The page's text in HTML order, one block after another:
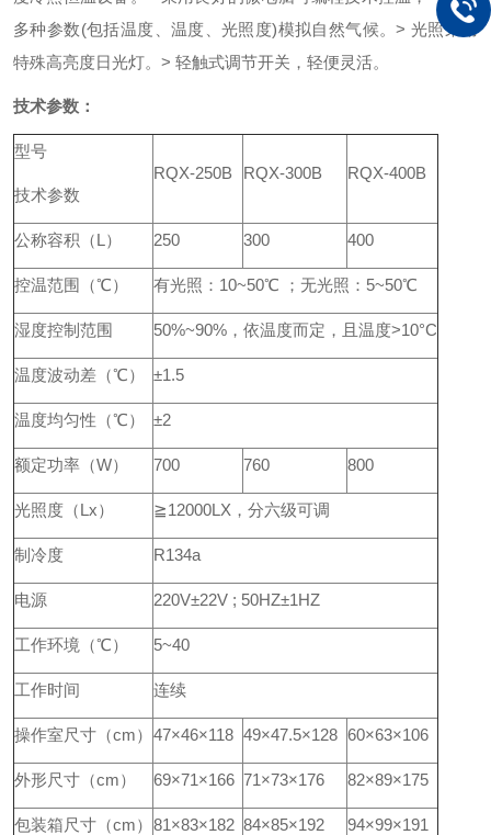
多种参数(包括温度、温度、光照度)模拟自然气候。> 光照采用
特殊高亮度日光灯。 > 轻触式调节开关，轻便灵活。
技术参数：
型号
技术参数
RQX-250B RQX-300B RQX-400B
公称容积（L） 250 300 400
控温范围（℃） 有光照：10~50℃ ；无光照：5~50℃
湿度控制范围 50%~90%，依温度而定，且温度>10°C
温度波动差（℃） ±1.5
温度均匀性（℃） ±2
额定功率（W） 700 760 800
光照度（Lx） ≧12000LX，分六级可调
制冷度 R134a
电源 220V±22V ; 50HZ±1HZ
工作环境（℃） 5~40
工作时间 连续
操作室尺寸（cm） 47×46×118 49×47.5×128 60×63×106
外形尺寸（cm） 69×71×166 71×73×176 82×89×175
包装箱尺寸（cm） 81×83×182 84×85×192 94×99×191